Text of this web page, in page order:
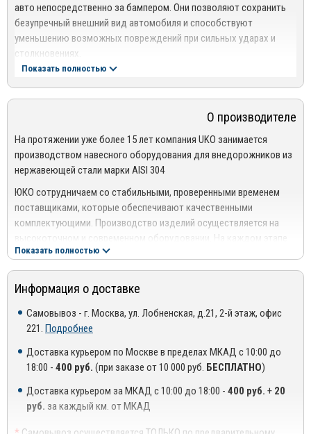
авто непосредственно за бампером. Они позволяют сохранить
безупречный внешний вид автомобиля и способствуют
уменьшению возможных повреждений при сильных ударах и
столкновениях.
Особенности и преимущества
Устанавливаются в штатные технологические отверстия
автомобиля
Крепеж и инструкция по установке изделия в комплекте
Вся выпускаемая продукция компании ЮКО сертифицирована
Широкий сортамент продукции позволяет каждому
автолюбителю подобрать желаемый аксессуар с учетом
предпочтений.
Аксессуары сочетают в себе не только защитные, но также
эстетические функции. С их помощью внешний облик
автомобиля можно эффектно декорировать, придав ему
индивидуальности, стильности, особой элегантности.
Показать полностью
О производителе
На протяжении уже более 15 лет компания UKO занимается
производством навесного оборудования для внедорожников из
нержавеющей стали марки AISI 304
ЮКО сотрудничаем со стабильными, проверенными временем
поставщиками, которые обеспечивают качественными
комплектующими. Производство изделий осуществляется на
высокоточном и современном оборудовании. На каждом этапе
технологического процесса производства изделия проходят
контроль качества, что позволяет нам быть уверенными в
результате своей работы. Отсюда и гарантия, которая
предоставляется на продукцию.
На сайте представлен широкий модельный ряд аксессуаров для
большого спектра авто. Мы используем индивидуальный подход
к каждому заказу.
Тюнинг внедорожников создан не только для внешней
привлекательности, но и предполагает возможность
предотвратить механические повреждения (удары, царапины,
Показать полностью
Информация о доставке
Самовывоз - г. Москва, ул. Лобненская, д.21, 2-й этаж, офис
221. Подробнее
Доставка курьером по Москве в пределах МКАД с 10:00 до
18:00 - 400 руб. (при заказе от 10 000 руб. БЕСПЛАТНО)
Доставка курьером за МКАД с 10:00 до 18:00 - 400 руб. + 20
руб. за каждый км. от МКАД